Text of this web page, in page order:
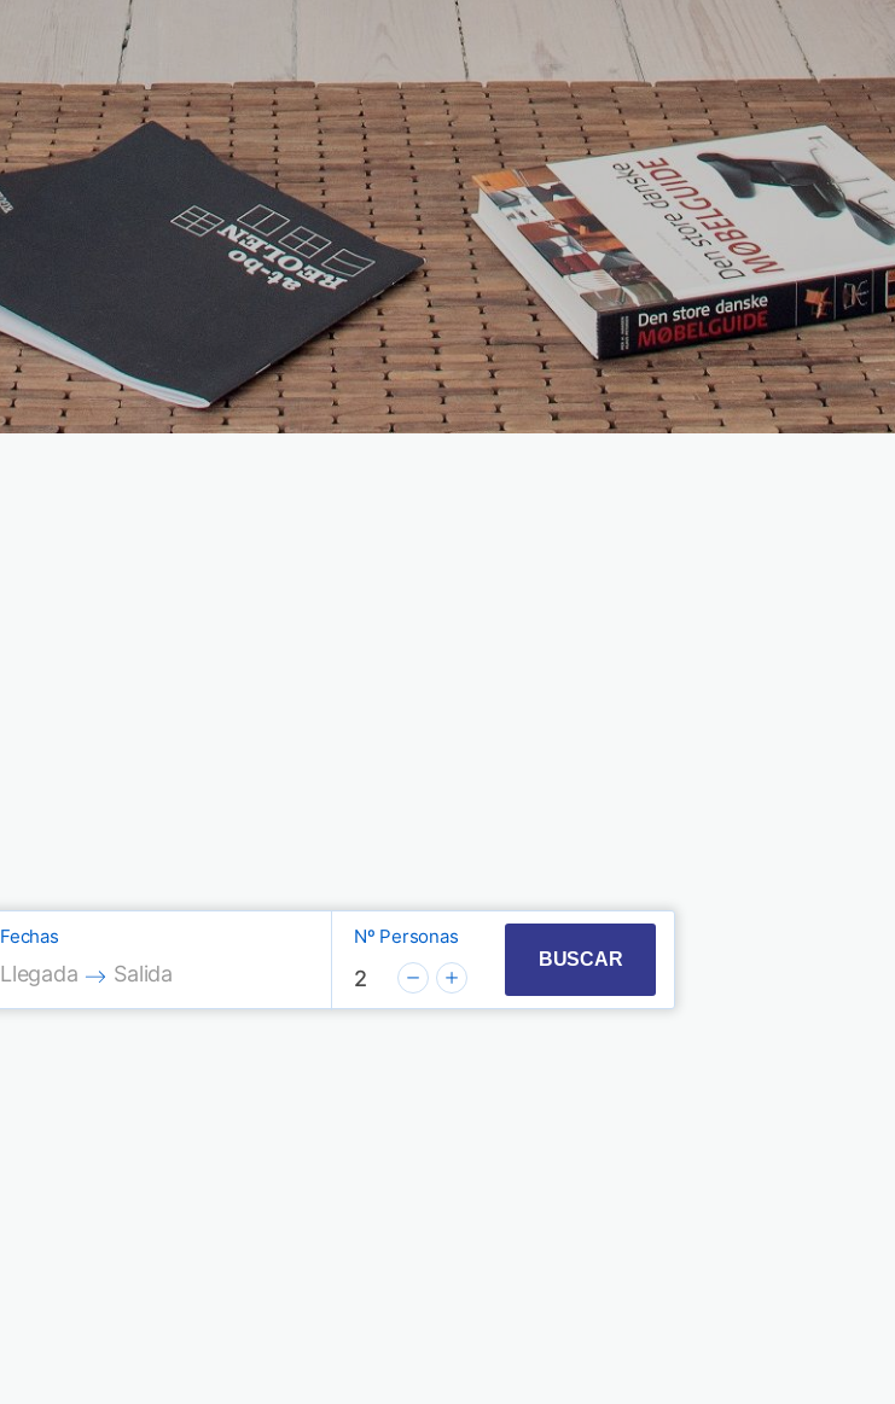
Fechas
Press the down arrow key to interact with the calendar and select a date. Press the
Llegada
Press the down arrow key to interact with the calendar and select a date.
Salida
Nº Personas
2
BUSCAR